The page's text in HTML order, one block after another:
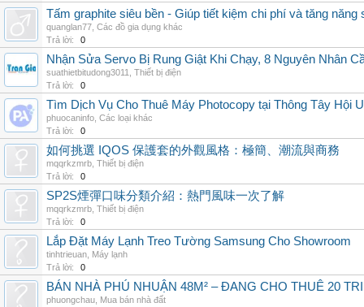
Tấm graphite siêu bền - Giúp tiết kiệm chi phí và tăng năng
quanglan77 Các đồ gia dụng khác
Trả lời:
0
Nhận Sửa Servo Bị Rung Giật Khi Chạy, 8 Nguyên Nhân
suathietbitudong3011
Thiết bị điện
Trả lời:
0
Tìm Dịch Vụ Cho Thuê Máy Photocopy tại Thông Tây Hội
phuocaninfo Các loại khác
Trả lời:
0
如何挑選 IQOS 保護套的外觀風格：極簡、潮流與商務
mqqrkzmrb Thiết bị điện
Trả lời:
0
SP2S煙彈口味分類介紹：熱門風味一次了解
mqqrkzmrb Thiết bị điện
Trả lời:
0
Lắp Đặt Máy Lạnh Treo Tường Samsung Cho Showroom
tinhtrieuan Máy lạnh
Trả lời:
0
BÁN NHÀ PHÚ NHUẬN 48M² – ĐANG CHO THUÊ 20
phuongchau Mua bán nhà đất